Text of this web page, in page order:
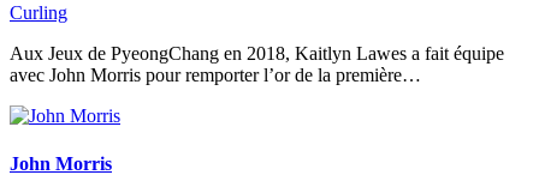
Curling
Aux Jeux de PyeongChang en 2018, Kaitlyn Lawes a fait équipe
avec John Morris pour remporter l’or de la première…
John Morris